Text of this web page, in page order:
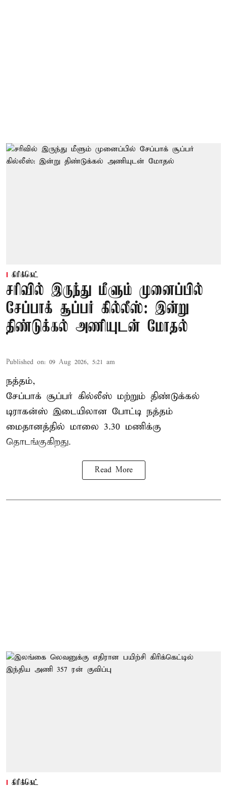
கிரிக்கெட்
சரிவில் இருந்து மீளும் முனைப்பில்
சேப்பாக் சூப்பர் கில்லீஸ்: இன்று
திண்டுக்கல் அணியுடன் மோதல்
Published on: 09 Aug 2026, 5:21 am
நத்தம்,
சேப்பாக் சூப்பர் கில்லீஸ் மற்றும் திண்டுக்கல்
டிராகன்ஸ் இடையிலான போட்டி நத்தம்
மைதானத்தில் மாலை 3.30 மணிக்கு
தொடங்குகிறது.
Read More
கிரிக்கெட்